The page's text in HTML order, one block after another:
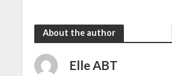
About the author
Elle ABT